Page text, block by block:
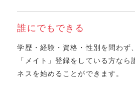
誰にでもできる
学歴・経験・資格・性別を問わず
「メイト」登録をしている⽅なら
ネスを始めることができます。